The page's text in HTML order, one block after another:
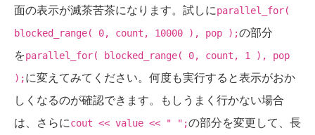
面の表示が滅茶苦茶になります。試しにparallel_for(
blocked_range( 0, count, 10000 ), pop );の部分
をparallel_for( blocked_range( 0, count, 1 ), pop
);に変えてみてください。何度も実行すると表示がおか
しくなるのが確認できます。もしうまく行かない場合
は、さらにcout << value << " ";の部分を変更して、長